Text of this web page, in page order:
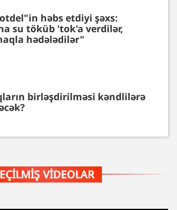
həbs etdiyi şəxs:
su töküb 'tok'a verdilər,
hədələdilər"
birləşdirilməsi kəndlilərə
VIDEOLAR